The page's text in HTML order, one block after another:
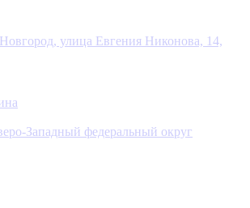
улица Евгения Никонова, 14,
Западный федеральный округ